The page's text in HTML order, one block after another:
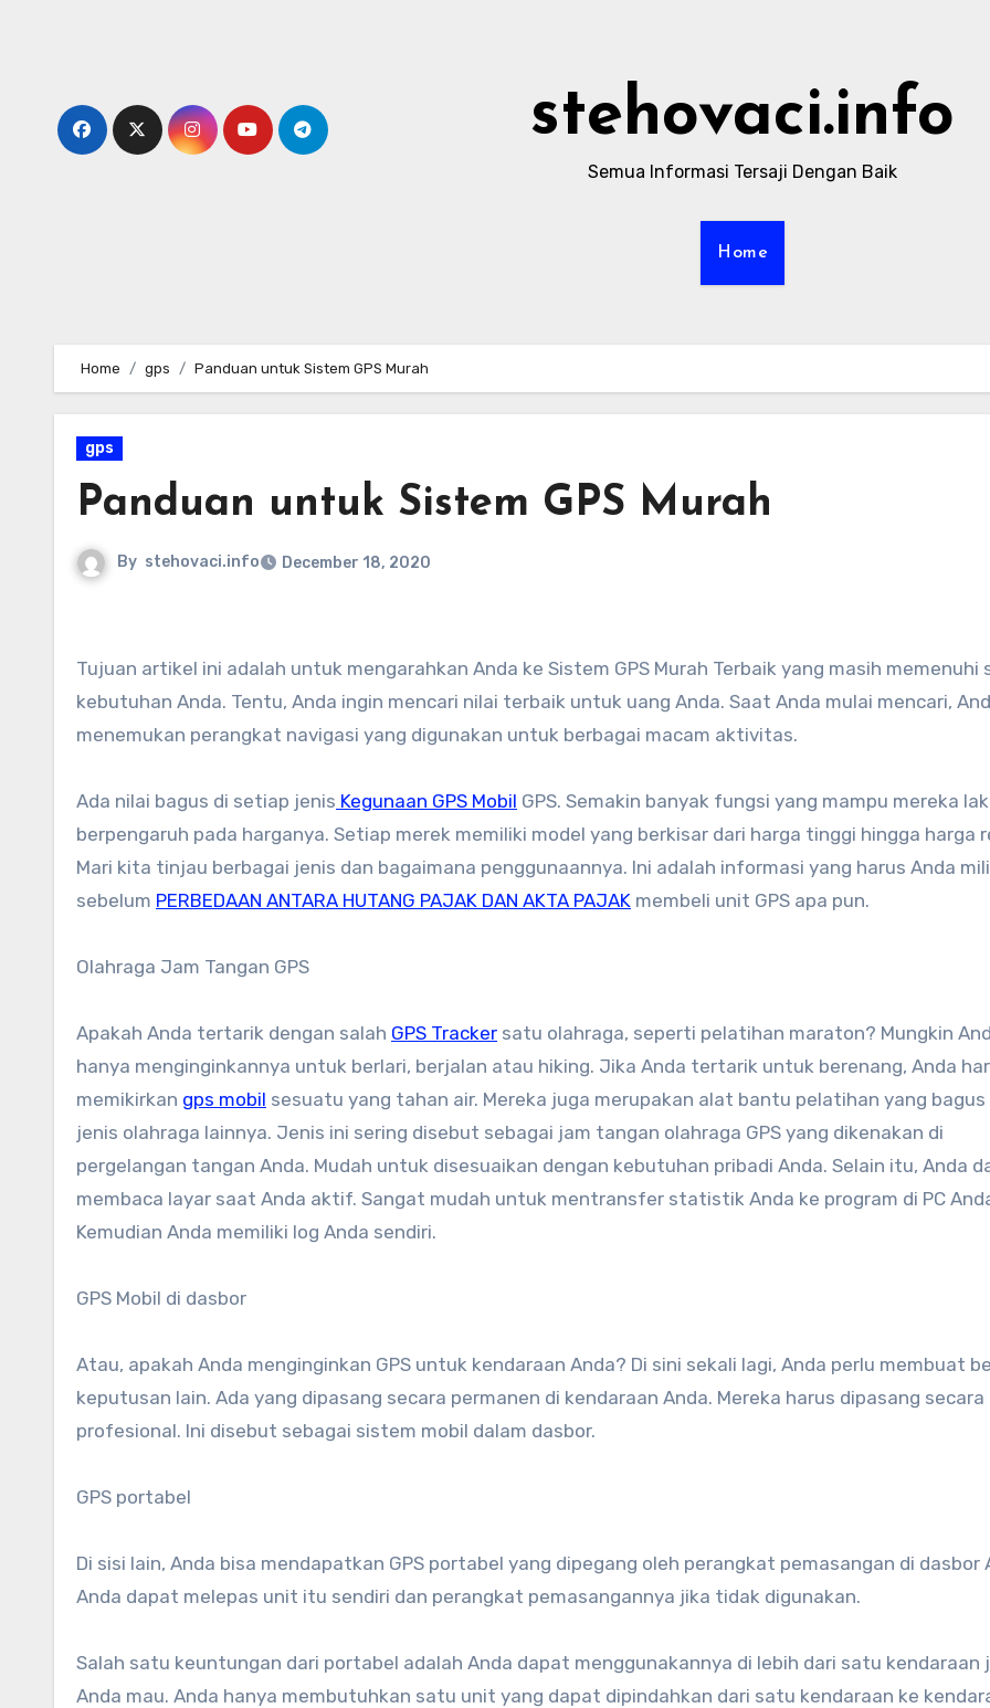
stehovaci.info
Semua Informasi Tersaji Dengan Baik
Home
Home gps Panduan untuk Sistem GPS Murah
gps
Panduan untuk Sistem GPS Murah
By stehovaci.info December 18, 2020
Tujuan artikel ini adalah untuk mengarahkan Anda ke Sistem GPS Murah Terbaik yang masih memenuhi semua
kebutuhan Anda. Tentu, Anda ingin mencari nilai terbaik untuk uang Anda. Saat Anda mulai mencari,
menemukan perangkat navigasi yang digunakan untuk berbagai macam aktivitas.
Ada nilai bagus di setiap jenis Kegunaan GPS Mobil GPS. Semakin banyak fungsi yang mampu mereka
berpengaruh pada harganya. Setiap merek memiliki model yang berkisar dari harga tinggi hingga harga
Mari kita tinjau berbagai jenis dan bagaimana penggunaannya. Ini adalah informasi yang harus Anda
sebelum PERBEDAAN ANTARA HUTANG PAJAK DAN AKTA PAJAK membeli unit GPS apa pun.
Olahraga Jam Tangan GPS
Apakah Anda tertarik dengan salah GPS Tracker satu olahraga, seperti pelatihan maraton? Mungkin
hanya menginginkannya untuk berlari, berjalan atau hiking. Jika Anda tertarik untuk berenang, Anda
memikirkan gps mobil sesuatu yang tahan air. Mereka juga merupakan alat bantu pelatihan yang
jenis olahraga lainnya. Jenis ini sering disebut sebagai jam tangan olahraga GPS yang dikenakan di
pergelangan tangan Anda. Mudah untuk disesuaikan dengan kebutuhan pribadi Anda. Selain itu, Anda
membaca layar saat Anda aktif. Sangat mudah untuk mentransfer statistik Anda ke program di PC
Kemudian Anda memiliki log Anda sendiri.
GPS Mobil di dasbor
Atau, apakah Anda menginginkan GPS untuk kendaraan Anda? Di sini sekali lagi, Anda perlu membuat
keputusan lain. Ada yang dipasang secara permanen di kendaraan Anda. Mereka harus dipasang secara
profesional. Ini disebut sebagai sistem mobil dalam dasbor.
GPS portabel
Di sisi lain, Anda bisa mendapatkan GPS portabel yang dipegang oleh perangkat pemasangan di dasbor
Anda dapat melepas unit itu sendiri dan perangkat pemasangannya jika tidak digunakan.
Salah satu keuntungan dari portabel adalah Anda dapat menggunakannya di lebih dari satu kendaraan
Anda mau. Anda hanya membutuhkan satu unit yang dapat dipindahkan dari satu kendaraan ke